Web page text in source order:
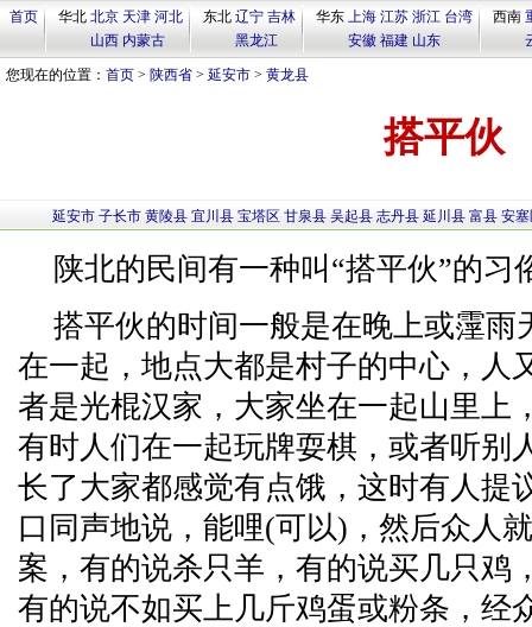
首页 华北 北京 天津 河北
山西 内蒙古
东北 辽宁 吉林
黑龙江
华东 上海 江苏 浙江 台湾
安徽 福建 山东
西南
您现在的位置： 首页 > 陕西省 > 延安市 > 黄龙县
搭平伙
延安市 子长市 黄陵县 宜川县 宝塔区 甘泉县 吴起县 志丹县 延川县 富县 安
陕北的民间有一种叫“搭平伙”的习
搭平伙的时间一般是在晚上或霪雨
在一起，地点大都是村子的中心，人
者是光棍汉家，大家坐在一起山里上
有时人们在一起玩牌耍棋，或者听别
长了大家都感觉有点饿，这时有人提
口同声地说，能哩(可以)，然后众人
案，有的说杀只羊，有的说买几只鸡
有的说不如买上几斤鸡蛋或粉条，经